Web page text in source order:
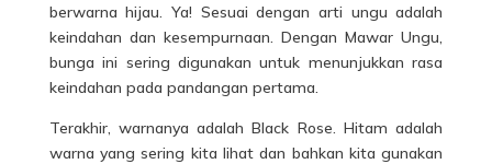
berwarna hijau. Ya! Sesuai dengan arti ungu adalah
keindahan dan kesempurnaan. Dengan Mawar Ungu,
bunga ini sering digunakan untuk menunjukkan rasa
keindahan pada pandangan pertama.
Terakhir, warnanya adalah Black Rose. Hitam adalah
warna yang sering kita lihat dan bahkan kita gunakan